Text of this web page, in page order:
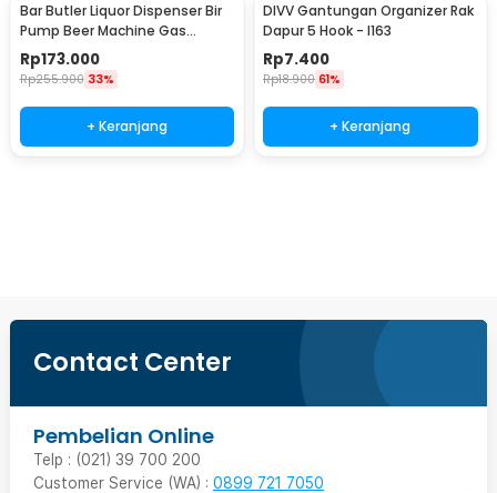
Bar Butler Liquor Dispenser Bir
Pump Beer Machine Gas
Station 900ml - P-36
Rp173.000
Rp255.900 33%
+ Keranjang
DIVV Gantungan Organizer Rak
Dapur 5 Hook - I163
Rp7.400
Rp18.900 61%
+ Keranjang
Contact Center
Pembelian Online
Telp : (021) 39 700 200
Customer Service (WA) : 0899 721 7050